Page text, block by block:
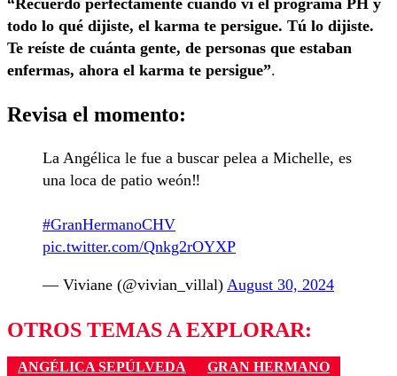
todo lo qué dijiste, el karma te persigue. Tú lo dijiste.
Te reíste de cuánta gente, de personas que estaban
enfermas, ahora el karma te persigue”.
Revisa el momento:
La Angélica le fue a buscar pelea a Michelle, es
una loca de patio weón‼️
#GranHermanoCHV
pic.twitter.com/Qnkg2rOYXP
— Viviane (@vivian_villal) August 30, 2024
OTROS TEMAS A EXPLORAR:
ANGÉLICA SEPÚLVEDA
GRAN HERMANO